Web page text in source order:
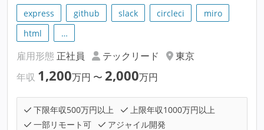
express github slack circleci
miro
html
…
雇用形態 正社員 テックリード
東京
年収 1,200万円 〜 2,000万円
下限年収500万円以上
上限年収1000万円以上
一部リモート可
アジャイル開発